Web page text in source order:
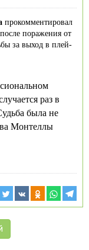
прокомментировал
поражения от
за выход в плей-
раз в
была не
Монтеллы